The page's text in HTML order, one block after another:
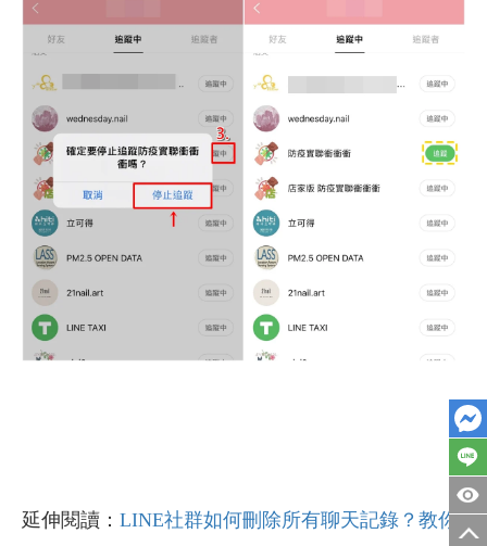
延伸閱讀： LINE社群如何刪除所有聊天記錄？教你